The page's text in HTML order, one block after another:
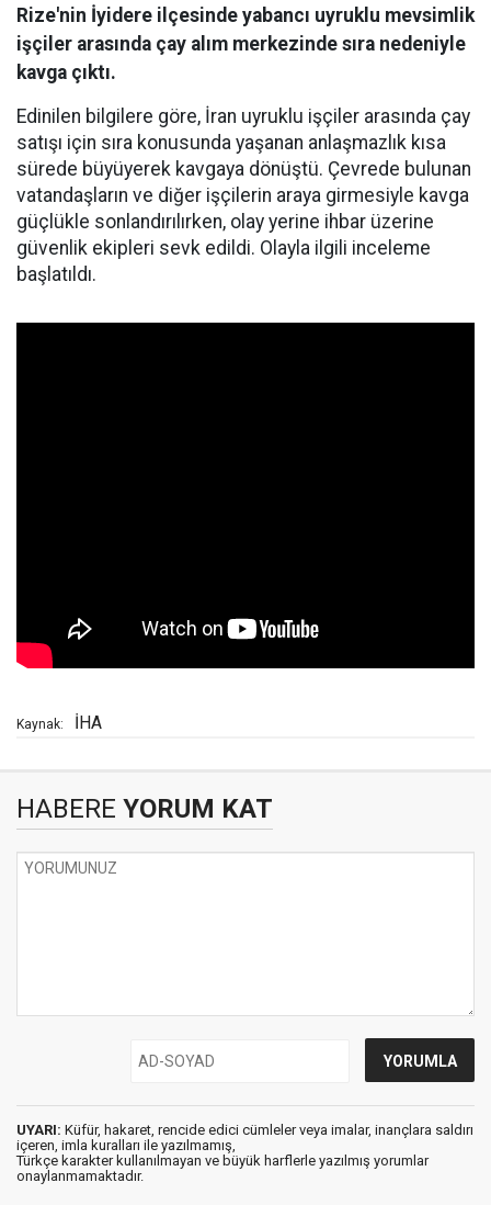
Rize'nin İyidere ilçesinde yabancı uyruklu mevsimlik
işçiler arasında çay alım merkezinde sıra nedeniyle
kavga çıktı.
Edinilen bilgilere göre, İran uyruklu işçiler arasında çay
satışı için sıra konusunda yaşanan anlaşmazlık kısa
sürede büyüyerek kavgaya dönüştü. Çevrede bulunan
vatandaşların ve diğer işçilerin araya girmesiyle kavga
güçlükle sonlandırılırken, olay yerine ihbar üzerine
güvenlik ekipleri sevk edildi. Olayla ilgili inceleme
başlatıldı.
Kaynak: İHA
HABERE YORUM KAT
UYARI: Küfür, hakaret, rencide edici cümleler veya imalar, inançlara saldırı
içeren, imla kuralları ile yazılmamış,
Türkçe karakter kullanılmayan ve büyük harflerle yazılmış yorumlar
onaylanmamaktadır.